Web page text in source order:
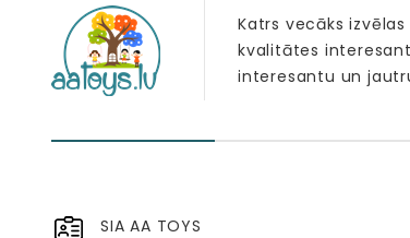
Katrs vecāks
kvalitātes
interesantu un
SIA AA TOYS